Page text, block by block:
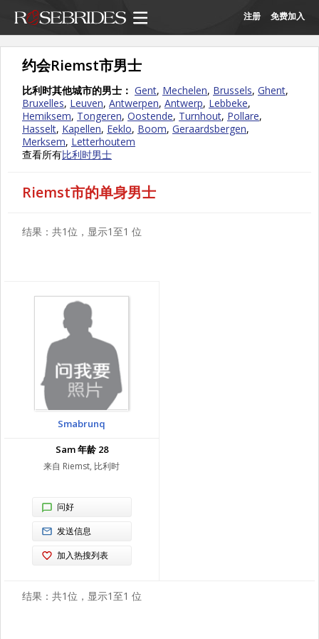
注册 免费加入
约会Riemst市男士
比利时其他城市的男士： Gent, Mechelen, Brussels, Ghent,
Bruxelles, Leuven, Antwerpen, Antwerp, Lebbeke,
Hemiksem, Tongeren, Oostende, Turnhout, Pollare,
Hasselt, Kapellen, Eeklo, Boom, Geraardsbergen,
Merksem, Letterhoutem
查看所有比利时男士
Riemst市的单身男士
结果：共1位，显示1至1 位
Smabrunq
Sam 年龄 28
来自 Riemst, 比利时
问好
发送信息
加入热搜列表
结果：共1位，显示1至1 位